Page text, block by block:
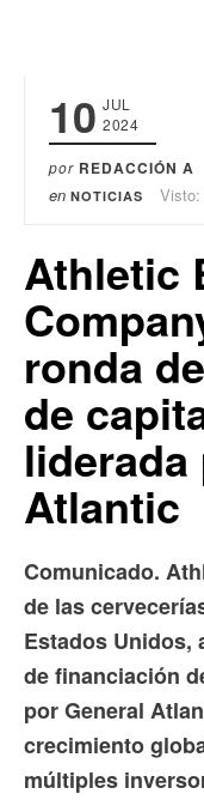
10 JUL
2024
por REDACCIÓN A
en NOTICIAS Visto:
Athletic
ronda
de
liderada
Atlantic
Comunicado.
de las
Estados Unidos,
de financiación
por General
crecimiento
múltiples